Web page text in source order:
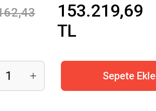
153.219,69
TL
Sepete Ekle